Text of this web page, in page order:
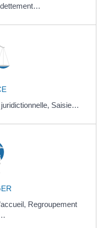
Saisie…
Regroupement